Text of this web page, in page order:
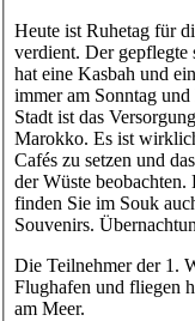
Heute ist Ruhetag für
verdient. Der gepflegte
hat eine Kasbah und
immer am Sonntag
Stadt ist das
Marokko. Es ist
Cafés zu setzen und
der Wüste
finden Sie im Souk
Souvenirs.
Die Teilnehmer der 1.
Flughafen und fliegen
am Meer.